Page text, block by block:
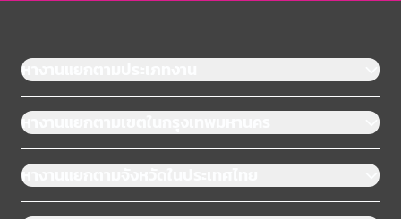
หางานแยกตามประเภทงาน
หางานแยกตามเขตในกรุงเทพมหานคร
หางานแยกตามจังหวัดในประเทศไทย